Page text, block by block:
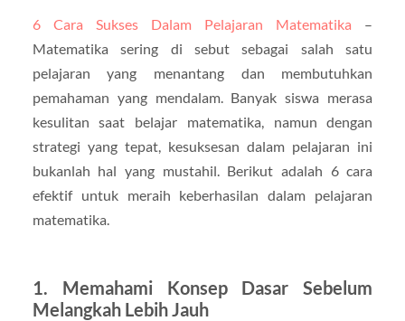
6 Cara Sukses Dalam Pelajaran Matematika –
Matematika sering di sebut sebagai salah satu
pelajaran yang menantang dan membutuhkan
pemahaman yang mendalam. Banyak siswa merasa
kesulitan saat belajar matematika, namun dengan
strategi yang tepat, kesuksesan dalam pelajaran ini
bukanlah hal yang mustahil. Berikut adalah 6 cara
efektif untuk meraih keberhasilan dalam pelajaran
matematika.
1. Memahami Konsep Dasar Sebelum
Melangkah Lebih Jauh